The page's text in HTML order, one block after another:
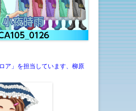
ア」を担当しています、柳原